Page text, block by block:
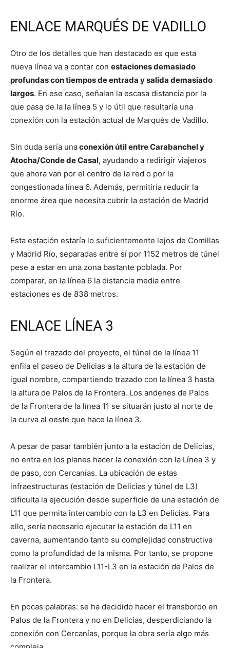
ENLACE MARQUÉS DE VADILLO
Otro de los detalles que han destacado es que esta
nueva línea va a contar con estaciones demasiado
profundas con tiempos de entrada y salida demasiado
largos. En ese caso, señalan la escasa distancia por la
que pasa de la la línea 5 y lo útil que resultaría una
conexión con la estación actual de Marqués de Vadillo.
Sin duda sería unaconexión útil entre Carabanchel y
Atocha/Conde de Casal, ayudando a redirigir viajeros
que ahora van por el centro de la red o por la
congestionada línea 6. Además, permitiría reducir la
enorme área que necesita cubrir la estación de Madrid
Río.
Esta estación estaría lo suficientemente lejos de Comillas
y Madrid Río, separadas entre sí por 1152 metros de túnel
pese a estar en una zona bastante poblada. Por
comparar, en la línea 6 la distancia media entre
estaciones es de 838 metros.
ENLACE LÍNEA 3
Según el trazado del proyecto, el túnel de la línea 11
enfila el paseo de Delicias a la altura de la estación de
igual nombre, compartiendo trazado con la línea 3 hasta
la altura de Palos de la Frontera. Los andenes de Palos
de la Frontera de la línea 11 se situarán justo al norte de
la curva al oeste que hace la línea 3.
A pesar de pasar también junto a la estación de Delicias,
no entra en los planes hacer la conexión con la Línea 3 y
de paso, con Cercanías. La ubicación de estas
infraestructuras (estación de Delicias y túnel de L3)
dificulta la ejecución desde superficie de una estación de
L11 que permita intercambio con la L3 en Delicias. Para
ello, sería necesario ejecutar la estación de L11 en
caverna, aumentando tanto su complejidad constructiva
como la profundidad de la misma. Por tanto, se propone
realizar el intercambio L11-L3 en la estación de Palos de
la Frontera.
En pocas palabras: se ha decidido hacer el transbordo en
Palos de la Frontera y no en Delicias, desperdiciando la
conexión con Cercanías, porque la obra sería algo más